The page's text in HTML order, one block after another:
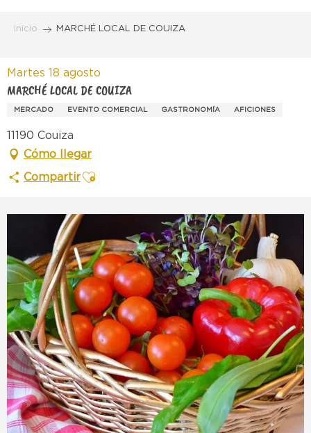
Inicio MARCHÉ LOCAL DE COUIZA
Martes 18 agosto
MARCHÉ LOCAL DE COUIZA
MERCADO EVENTO COMERCIAL GASTRONOMÍA AFICIONES
11190 Couiza
Cómo llegar
CompartirAjouter aux favoris